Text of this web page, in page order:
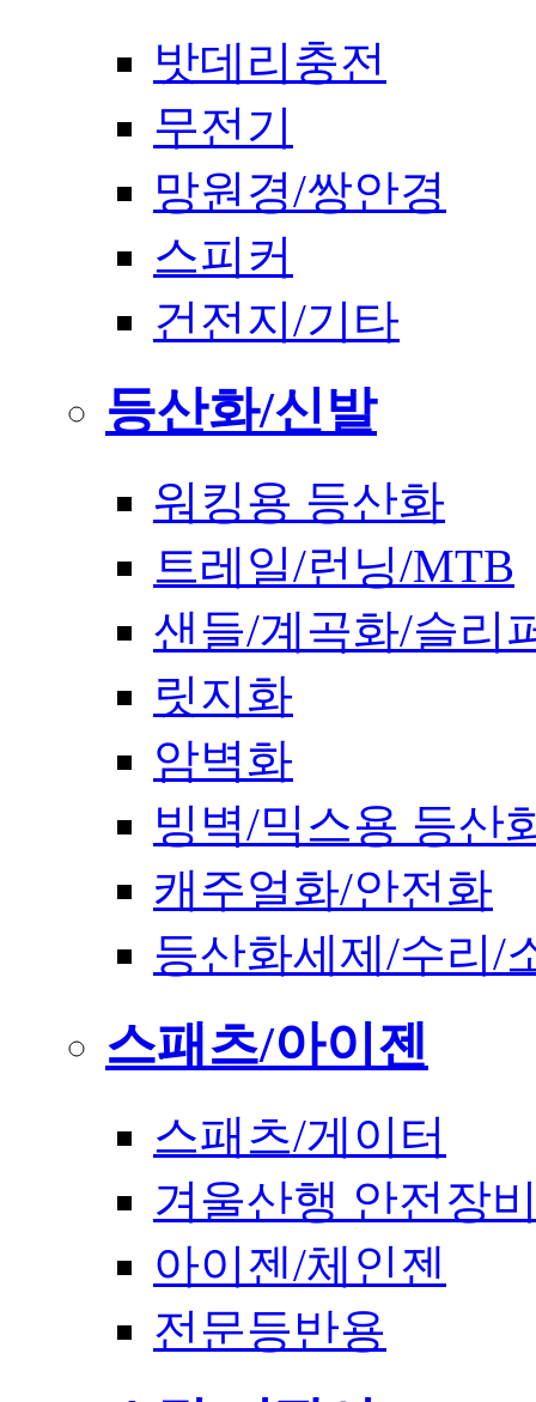
밧데리충전
무전기
망원경/쌍안경
스피커
건전지/기타
등산화/신발
워킹용 등산화
트레일/런닝/MTB
샌들/계곡화/슬리
릿지화
암벽화
빙벽/믹스용 등산
캐주얼화/안전화
등산화세제/수리/
스패츠/아이젠
스패츠/게이터
겨울산행 안전장
아이젠/체인젠
전문등반용